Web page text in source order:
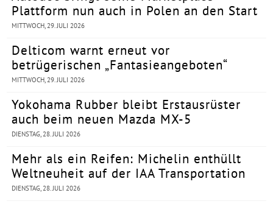
Plattform nun auch in Polen an den Start
MITTWOCH, 29. JULI 2026
Delticom warnt erneut vor
betrügerischen „Fantasieangeboten“
MITTWOCH, 29. JULI 2026
Yokohama Rubber bleibt Erstausrüster
auch beim neuen Mazda MX-5
DIENSTAG, 28. JULI 2026
Mehr als ein Reifen: Michelin enthüllt
Weltneuheit auf der IAA Transportation
DIENSTAG, 28. JULI 2026